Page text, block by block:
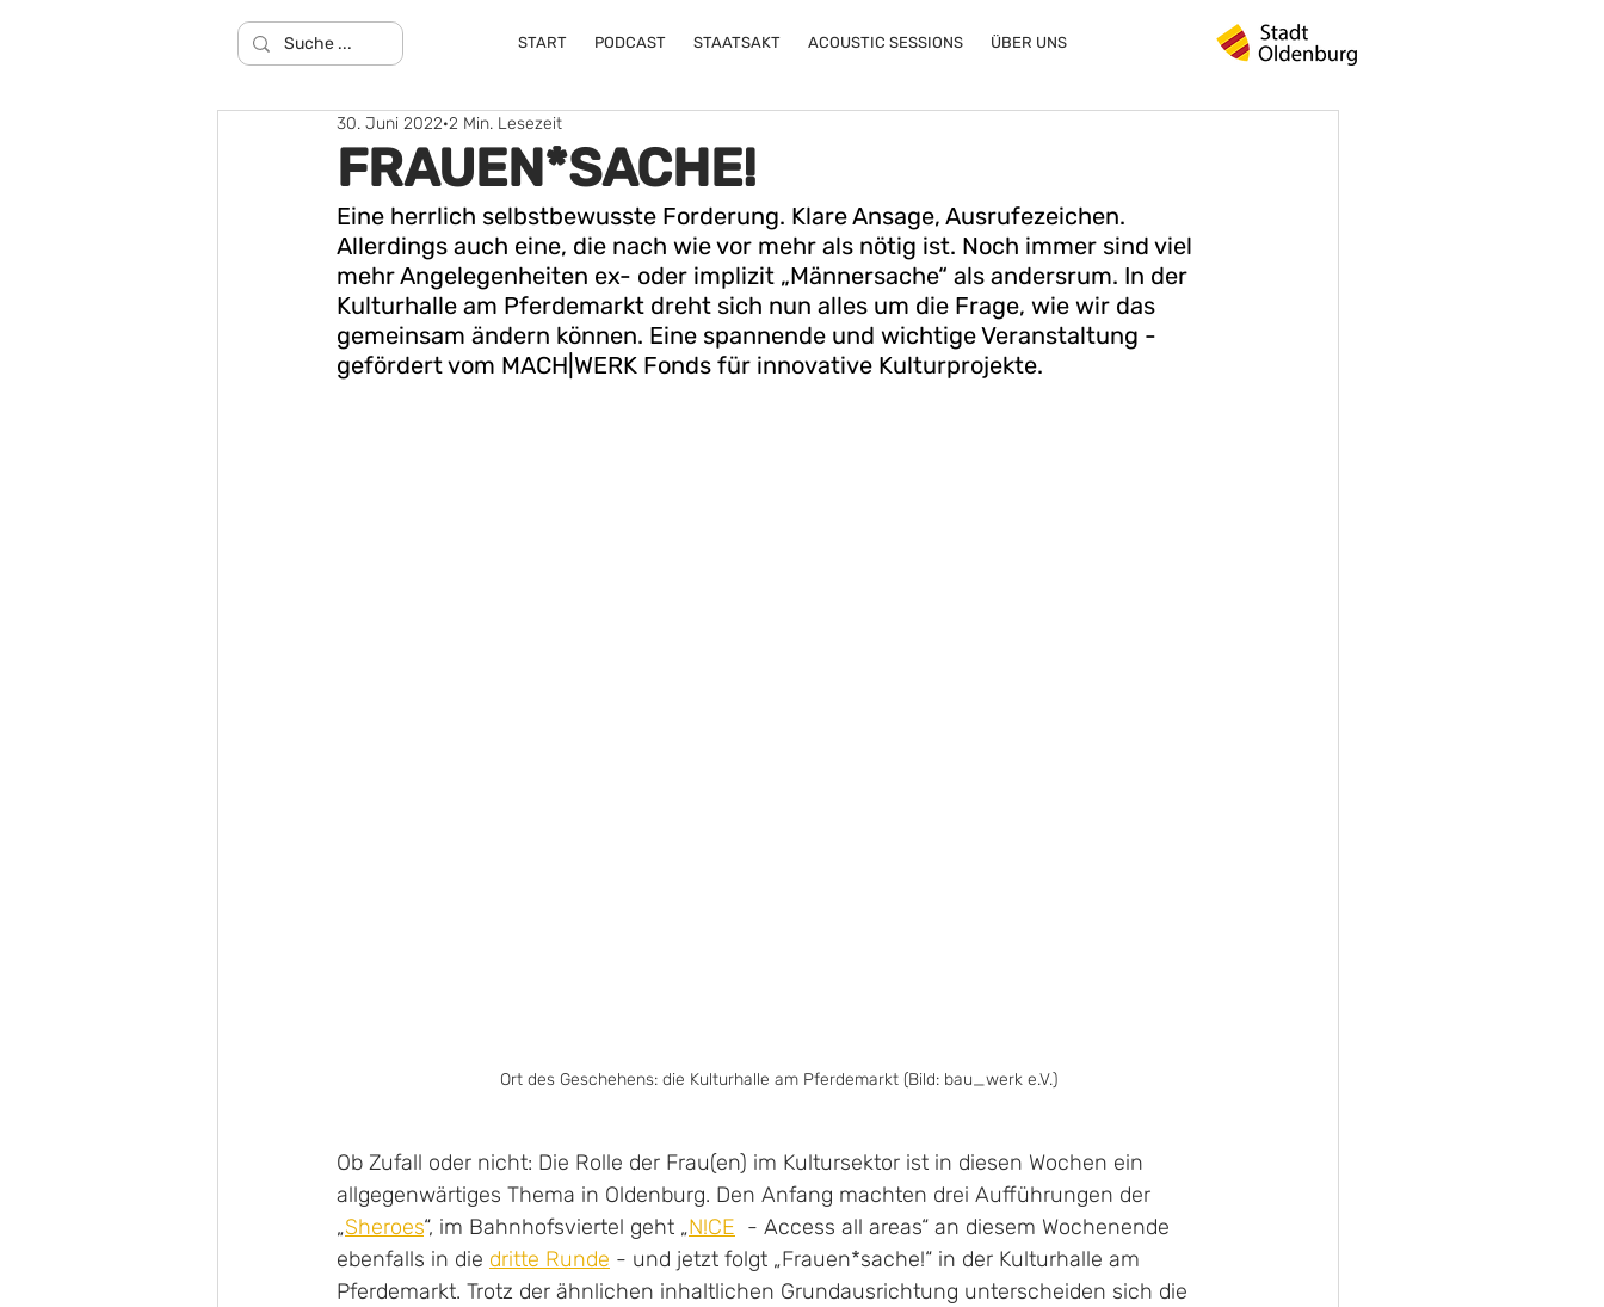
START PODCAST STAATSAKT ACOUSTIC SESSIONS ÜBER UNS
FRAUEN*SACHE!
30. Juni 2022 2 Min. Lesezeit
Eine herrlich selbstbewusste Forderung. Klare Ansage, Ausrufezeichen.
Allerdings auch eine, die nach wie vor mehr als nötig ist. Noch immer sind viel
mehr Angelegenheiten ex- oder implizit „Männersache“ als andersrum. In der
Kulturhalle am Pferdemarkt dreht sich nun alles um die Frage, wie wir das
gemeinsam ändern können. Eine spannende und wichtige Veranstaltung -
gefördert vom MACH|WERK Fonds für innovative Kulturprojekte.
Ort des Geschehens: die Kulturhalle am Pferdemarkt (Bild: bau_werk e.V.)
Ob Zufall oder nicht: Die Rolle der Frau(en) im Kultursektor ist in diesen Wochen ein
allgegenwärtiges Thema in Oldenburg. Den Anfang machten drei Aufführungen der
„Sheroes“, im Bahnhofsviertel geht „N!CE
  - Access all areas“ an diesem Wochenende
ebenfalls in die dritte Runde - und jetzt folgt „Frauen*sache!“ in der Kulturhalle am
Pferdemarkt. Trotz der ähnlichen inhaltlichen Grundausrichtung unterscheiden sich die